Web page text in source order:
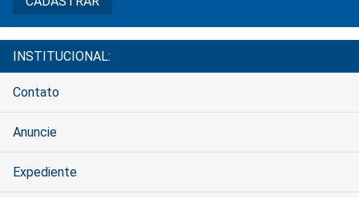
INSTITUCIONAL:
Contato
Anuncie
Expediente